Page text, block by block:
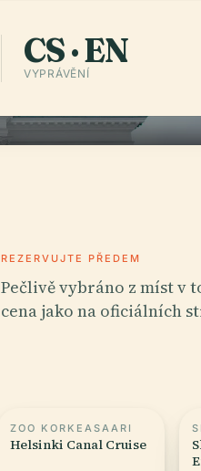
CS · EN
VYPRÁVĚNÍ
REZERVUJTE PŘEDEM
Pečlivě vybráno z míst v
cena jako na oficiálních
ZOO KORKEASAARI
Helsinki Canal Cruise